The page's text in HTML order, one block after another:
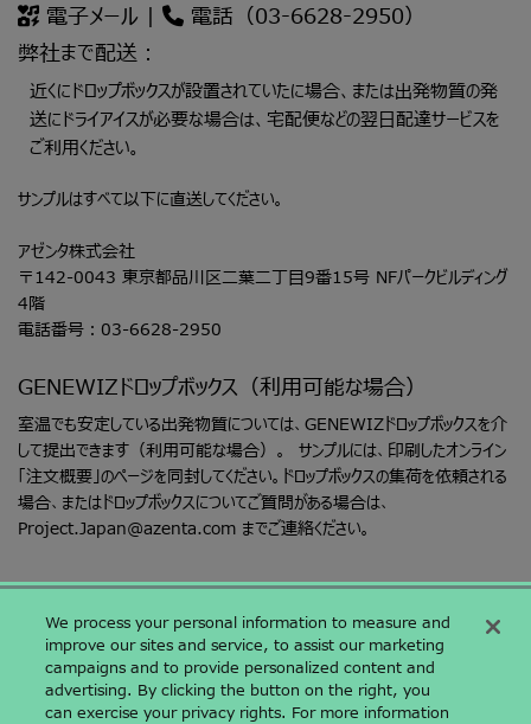
電子メール |
電話（03-6628-2950）
弊社まで配送：
近くにドロップボックスが設置されていたに場合、または出発物質の発
送にドライアイスが必要な場合は、宅配便などの翌日配達サービスを
ご利用ください。
サンプルはすべて以下に直送してください。
アゼンタ株式会社
〒142-0043 東京都品川区二葉二丁目9番15号 NFパークビルディング
4階
電話番号：03-6628-2950
GENEWIZドロップボックス（利用可能な場合）
室温でも安定している出発物質については、GENEWIZドロップボックスを介
して提出できます（利用可能な場合）。 サンプルには、印刷したオンライン
「注文概要」のページを同封してください。ドロップボックスの集荷を依頼される
場合、またはドロップボックスについてご質問がある場合は、
Project.Japan@azenta.com までご連絡ください。
〒142-0043 東京都品川区二葉二丁目9番15号 NFパークビルディング
4階
We process your personal information to measure and
improve our sites and service, to assist our marketing
campaigns and to provide personalized content and
advertising. By clicking the button on the right, you
can exercise your privacy rights. For more information